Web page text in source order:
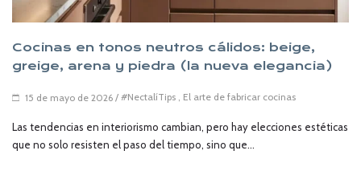
Cocinas en tonos neutros cálidos: beige,
greige, arena y piedra (la nueva elegancia)
15 de mayo de 2026 / #NectalíTips El arte de fabricar cocinas
Las tendencias en interiorismo cambian, pero hay elecciones estéticas
que no solo resisten el paso del tiempo, sino que...